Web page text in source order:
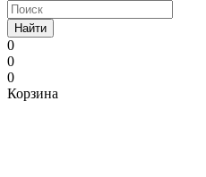
Найти
0
0
0
Корзина